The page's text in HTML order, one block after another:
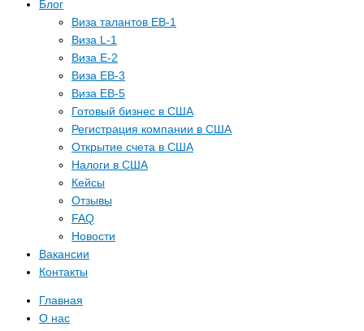
Блог
Виза талантов EB-1
Виза L-1
Виза E-2
Виза EB-3
Виза EB-5
Готовый бизнес в США
Регистрация компании в США
Открытие счета в США
Налоги в США
Кейсы
Отзывы
FAQ
Новости
Вакансии
Контакты
Главная
О нас